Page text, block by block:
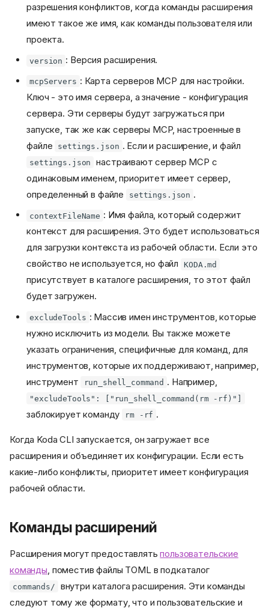
разрешения конфликтов, когда команды расширения
имеют такое же имя, как команды пользователя или
проекта.
version : Версия расширения.
mcpServers : Карта серверов MCP для настройки.
Ключ - это имя сервера, а значение - конфигурация
сервера. Эти серверы будут загружаться при
запуске, так же как серверы MCP, настроенные в
файле
settings.json . Если и расширение, и файл
settings.json
настраивают сервер MCP с
одинаковым именем, приоритет имеет сервер,
определенный в файле
settings.json .
contextFileName : Имя файла, который содержит
контекст для расширения. Это будет использоваться
для загрузки контекста из рабочей области. Если это
свойство не используется, но файл
KODA.md
присутствует в каталоге расширения, то этот файл
будет загружен.
excludeTools : Массив имен инструментов, которые
нужно исключить из модели. Вы также можете
указать ограничения, специфичные для команд, для
инструментов, которые их поддерживают, например,
инструмент
run_shell_command . Например,
"excludeTools": ["run_shell_command(rm -rf)"]
заблокирует команду rm -rf .
Когда Koda CLI запускается, он загружает все
расширения и объединяет их конфигурации. Если есть
какие-либо конфликты, приоритет имеет конфигурация
рабочей области.
Команды расширений
Расширения могут предоставлятьпользовательские
команды , поместив файлы TOML в подкаталог
commands/
внутри каталога расширения. Эти команды
следуют тому же формату, что и пользовательские и